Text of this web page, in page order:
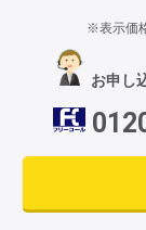
※表示価
お申し